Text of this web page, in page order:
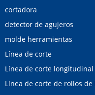
cortadora
detector de agujeros
molde herramientas
Línea de corte
Línea de corte longitudinal
Línea de corte de rollos